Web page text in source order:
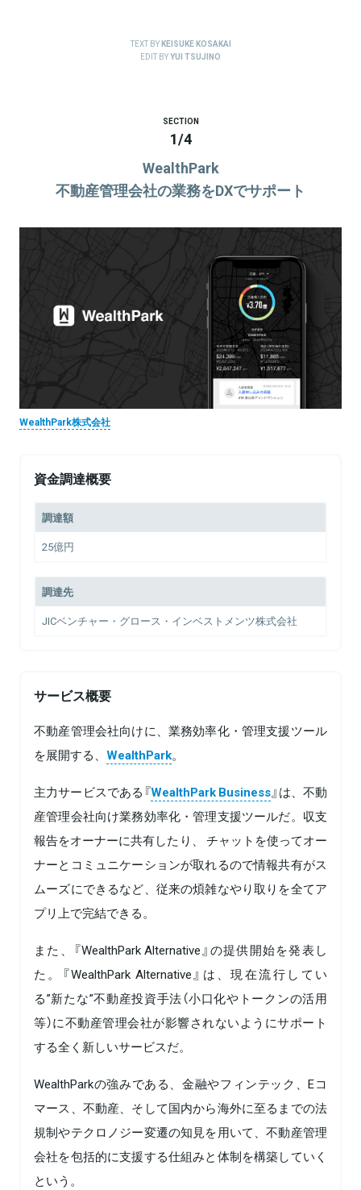
TEXT BYKEISUKE KOSAKAI
EDIT BYYUI TSUJINO
SECTION
1/4
WealthPark
不動産管理会社の業務をDXでサポート
WealthPark株式会社
資金調達概要
調達額
25億円
調達先
JICベンチャー・グロース・インベストメンツ株式会社
サービス概要
不動産管理会社向けに、業務効率化・管理支援ツール
を展開する、 WealthPark。
主力サービスである『WealthPark Business』は、不動
産管理会社向け業務効率化・管理支援ツールだ。収支
報告をオーナーに共有したり、 チャットを使ってオー
ナーとコミュニケーションが取れるので情報共有がス
ムーズにできるなど、従来の煩雑なやり取りを全てア
プリ上で完結できる。
また、『WealthPark Alternative』の提供開始を発表し
た。『WealthPark Alternative』は、現在流行してい
る”新たな”不動産投資手法（小口化やトークンの活用
等）に不動産管理会社が影響されないようにサポート
する全く新しいサービスだ。
WealthParkの強みである、金融やフィンテック、Eコ
マース、不動産、そして国内から海外に至るまでの法
規制やテクロノジー変遷の知見を用いて、不動産管理
会社を包括的に支援する仕組みと体制を構築していく
という。